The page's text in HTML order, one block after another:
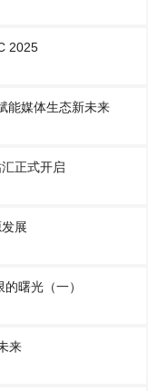
2025
能媒体生态新未来
正式开启
展
曙光（一）
来